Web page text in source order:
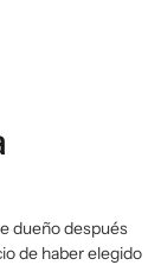
dueño después
de haber elegido